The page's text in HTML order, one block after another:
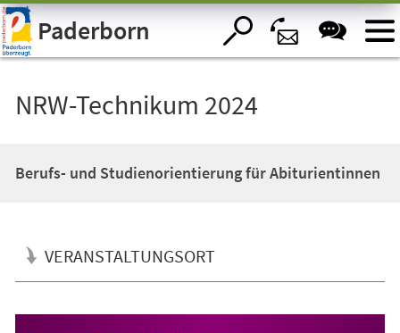
Visuelle
Assistenzsoftware
öffnen.Paderborn
NRW-Technikum 2024
Berufs- und Studienorientierung für Abiturientinnen
VERANSTALTUNGSORT